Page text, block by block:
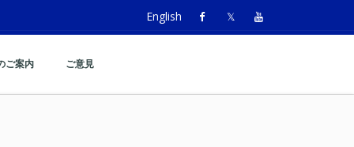
English
ご案内 ご意見